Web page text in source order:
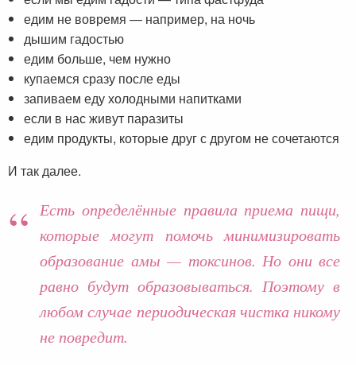
едим не вовремя — например, на ночь
дышим гадостью
едим больше, чем нужно
купаемся сразу после еды
запиваем еду холодными напитками
если в нас живут паразиты
едим продукты, которые друг с другом не сочетаются
И так далее.
Есть определённые правила приема пищи,
которые могут помочь минимизировать
образование амы — токсинов. Но они все
равно будут образовываться. Поэтому в
любом случае периодическая чистка никому
не повредит.